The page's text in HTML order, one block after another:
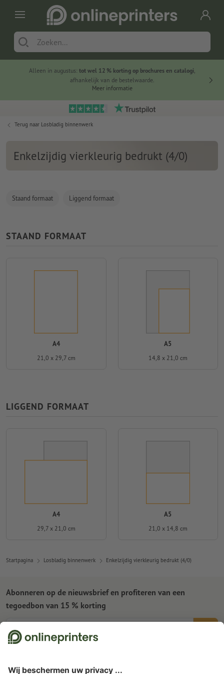
Alleen in augustus: tot wel 12 % korting op brochures en catalogi,
afhankelijk van de bestelwaarde.
Meer informatie
Terug naar Losbladig binnenwerk
Enkelzijdig vierkleurig bedrukt (4/0)
Staand formaat Liggend formaat
STAAND FORMAAT
A4
21,0 x 29,7 cm
A5
14,8 x 21,0 cm
LIGGEND FORMAAT
A4
29,7 x 21,0 cm
A5
21,0 x 14,8 cm
Startpagina Losbladig binnenwerk Enkelzijdig vierkleurig bedrukt (4/0)
Abonneren op de nieuwsbrief en profiteren van een
tegoedbon van 15 % korting